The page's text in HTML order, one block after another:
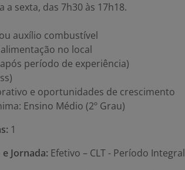
a sexta, das 7h30 às 17h18.
auxílio combustível
no local
período de experiência)
e oportunidades de crescimento
Ensino Médio (2º Grau)
1
Jornada: Efetivo – CLT - Período Integral